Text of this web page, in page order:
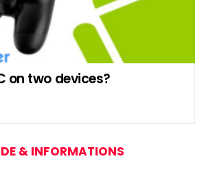
on two devices?
& INFORMATIONS